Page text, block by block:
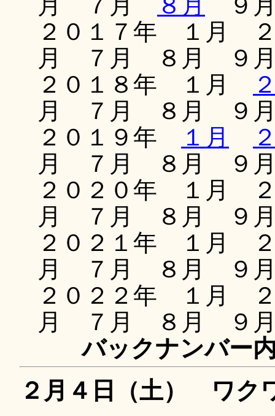
月 ７月
８月
９
２０１７年 １月
月 ７月 ８月 ９
２０１８年 １月
月 ７月 ８月 ９
２０１９年
１月
月 ７月 ８月 ９
２０２０年 １月
月 ７月 ８月 ９
２０２１年 １月
月 ７月 ８月 ９
２０２２年 １月
月 ７月 ８月 ９
バックナンバー
２月４日（土） ワク